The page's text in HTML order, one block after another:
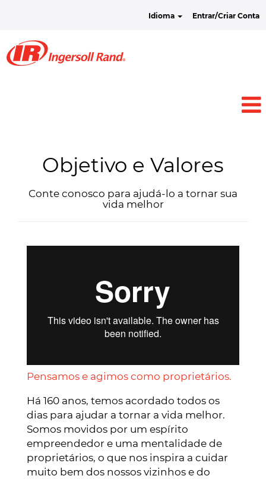
Idioma Entrar/Criar Conta
Objetivo e Valores
Conte conosco para ajudá-lo a tornar sua
vida melhor
Pensamos e agimos como proprietários.
Há 160 anos, temos acordado todos os
dias para ajudar a tornar a vida melhor.
Somos movidos por um espírito
empreendedor e uma mentalidade de
proprietários, o que nos inspira a cuidar
muito bem dos nossos vizinhos e do